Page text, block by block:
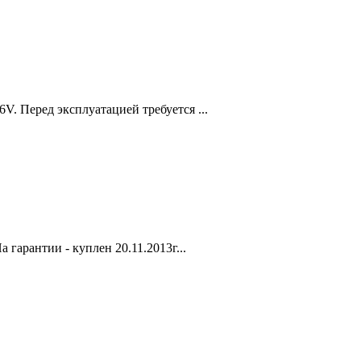
Перед эксплуатацией требуется ...
- куплен 20.11.2013г...